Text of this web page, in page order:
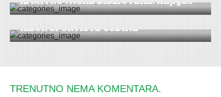
VESTI|SREMSKA MITROVICA
IZBOR SPORTISTE GODINE
TRENUTNO NEMA KOMENTARA.